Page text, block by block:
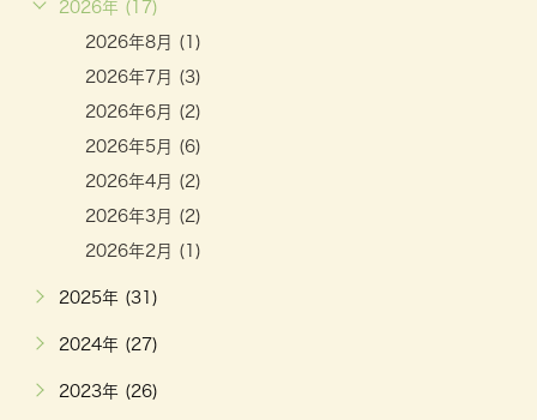
2026年 (17)
2026年8月 (1)
2026年7月 (3)
2026年6月 (2)
2026年5月 (6)
2026年4月 (2)
2026年3月 (2)
2026年2月 (1)
2025年 (31)
2024年 (27)
2023年 (26)